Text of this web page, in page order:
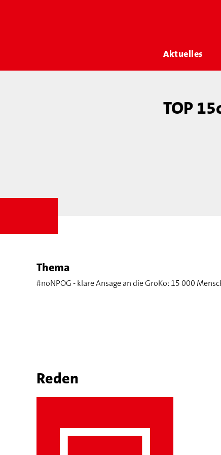
Aktuelles
TOP
Thema
#noNPOG - klare Ansage an die GroKo: 15 000
Reden